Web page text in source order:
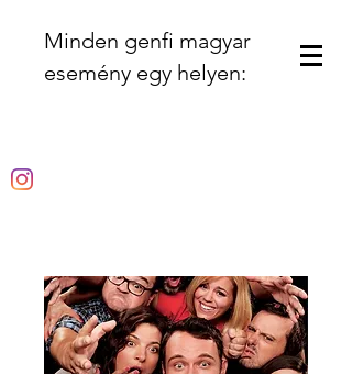
Minden genfi magyar
esemény egy helyen: